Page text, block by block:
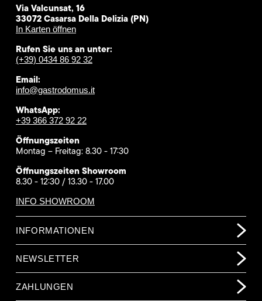
Via Valcunsat, 16
33072 Casarsa Della Delizia (PN)
In Karten öffnen
Rufen Sie uns an unter:
(+39) 0434 86 92 32
Email:
info@gastrodomus.it
WhatsApp:
+39 366 372 92 22
Öffnungszeiten
Montag – Freitag: 8.30 - 17:30
Öffnungszeiten Showroom
8.30 - 12:30 / 13.30 - 17.00
INFO SHOWROOM
INFORMATIONEN
NEWSLETTER
ZAHLUNGEN